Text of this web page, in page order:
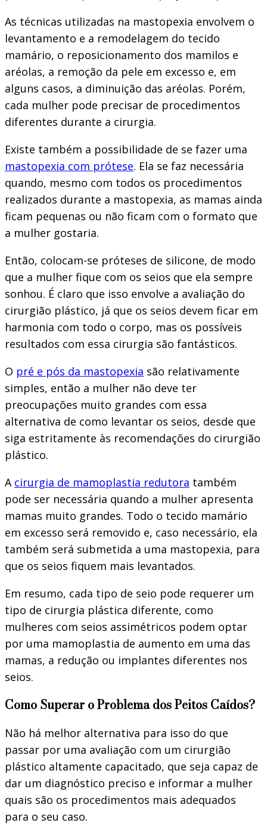
As técnicas utilizadas na mastopexia envolvem o
levantamento e a remodelagem do tecido
mamário, o reposicionamento dos mamilos e
aréolas, a remoção da pele em excesso e, em
alguns casos, a diminuição das aréolas. Porém,
cada mulher pode precisar de procedimentos
diferentes durante a cirurgia.
Existe também a possibilidade de se fazer uma
mastopexia com prótese. Ela se faz necessária
quando, mesmo com todos os procedimentos
realizados durante a mastopexia, as mamas ainda
ficam pequenas ou não ficam com o formato que
a mulher gostaria.
Então, colocam-se próteses de silicone, de modo
que a mulher fique com os seios que ela sempre
sonhou. É claro que isso envolve a avaliação do
cirurgião plástico, já que os seios devem ficar em
harmonia com todo o corpo, mas os possíveis
resultados com essa cirurgia são fantásticos.
O pré e pós da mastopexia são relativamente
simples, então a mulher não deve ter
preocupações muito grandes com essa
alternativa de como levantar os seios, desde que
siga estritamente às recomendações do cirurgião
plástico.
A cirurgia de mamoplastia redutora também
pode ser necessária quando a mulher apresenta
mamas muito grandes. Todo o tecido mamário
em excesso será removido e, caso necessário, ela
também será submetida a uma mastopexia, para
que os seios fiquem mais levantados.
Em resumo, cada tipo de seio pode requerer um
tipo de cirurgia plástica diferente, como
mulheres com seios assimétricos podem optar
por uma mamoplastia de aumento em uma das
mamas, a redução ou implantes diferentes nos
seios.
Como Superar o Problema dos Peitos Caídos?
Não há melhor alternativa para isso do que
passar por uma avaliação com um cirurgião
plástico altamente capacitado, que seja capaz de
dar um diagnóstico preciso e informar a mulher
quais são os procedimentos mais adequados
para o seu caso.